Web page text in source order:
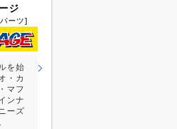
ジ
ーツ]
を始
・カ
マフ
ンナ
ーズ